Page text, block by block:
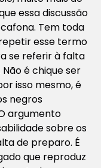
essa discussão
Tem toda
esse termo
se referir à falta
é chique ser
isso mesmo, é
negros
argumento
sobre os
de preparo. É
que reproduz